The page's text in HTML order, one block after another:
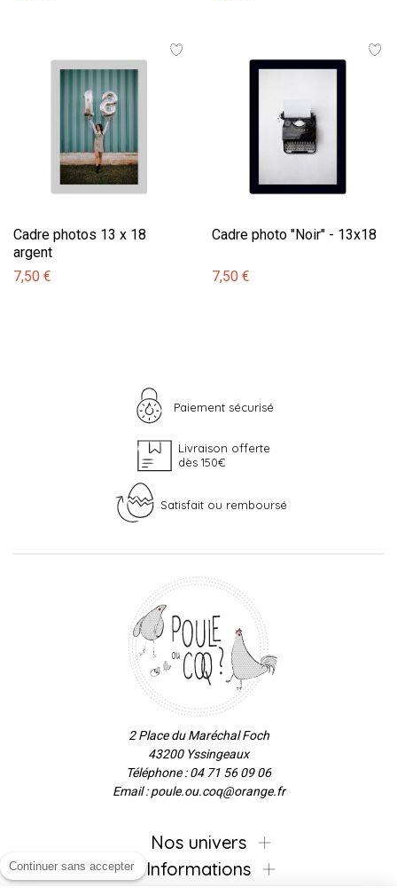
Cadre photos 13 x 18
argent
7,50 €
Cadre photo "Noir" - 13x18
7,50 €
Paiement sécurisé
Livraison offerte
dès 150€
Satisfait ou remboursé
2 Place du Maréchal Foch
43200 Yssingeaux
Téléphone : 04 71 56 09 06
Email : poule.ou.coq@orange.fr
Nos univers
Informations
Continuer sans accepter